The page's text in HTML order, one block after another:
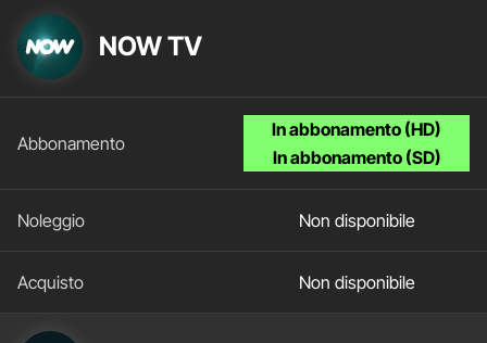
NOW TV
In abbonamento (HD)
In abbonamento (SD)
Non disponibile
Non disponibile